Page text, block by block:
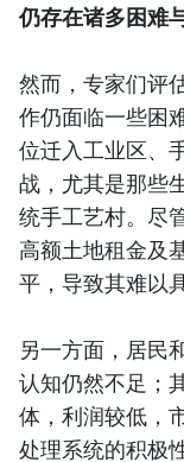
仍存在诸多困难
然而，专家们评
作仍面临一些困
位迁入工业区、
战，尤其是那些
统手工艺村。尽
高额土地租金及
平，导致其难以
另一方面，居民
认知仍然不足；
体，利润较低，
处理系统的积极